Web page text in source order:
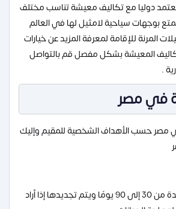
دوليا مع تكاليف معيشة تناسب مختلف
بوجهات سياحية لامثيل لها في العالم
المرنة للإقامة لمعرفة المزيد عن خيارات
المعيشة بشكل مفصل قم بالتواصل
.
في مصر
مصر حسب الأهداف الشخصية للمقيم وإليك
يتم منحها للأجانب لمدة من 30 إلى 90 يومًا ويتم تجديدها إذا أراد